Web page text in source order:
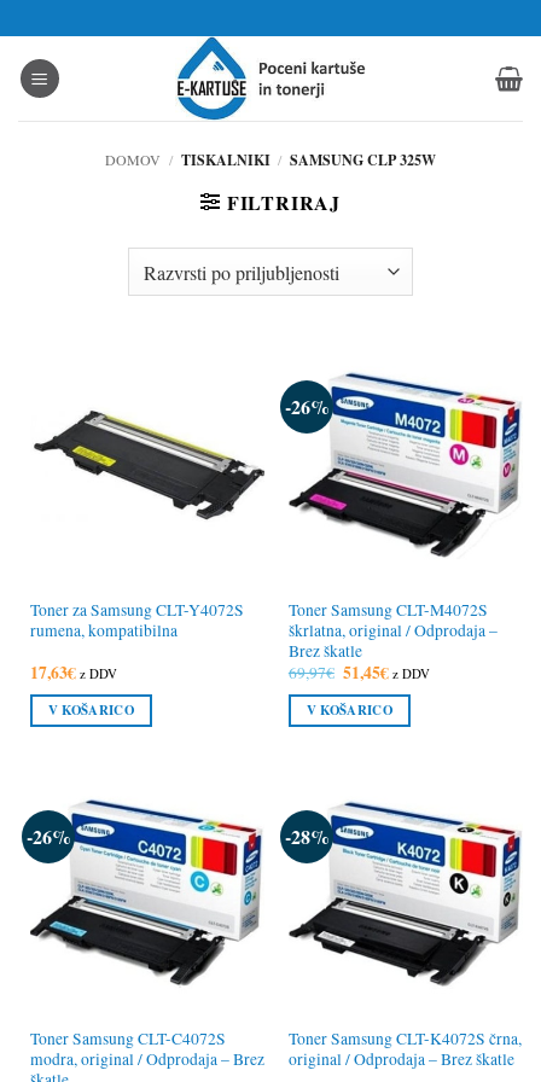
na
vsebino
DOMOV / TISKALNIKI / SAMSUNG CLP 325W
FILTRIRAJ
Toner za Samsung CLT-Y4072S
rumena, kompatibilna
17,63€ z DDV
V KOŠARICO
-26%
Toner Samsung CLT-M4072S
škrlatna, original / Odprodaja –
Brez škatle
69,97€ Izvirna
cena
je
bila:
69,97€.
51,45€Trenutna
cena
je:
51,45€.
z DDV
V KOŠARICO
-26%
Toner Samsung CLT-C4072S
modra, original / Odprodaja – Brez
-28%
Toner Samsung CLT-K4072S črna,
original / Odprodaja – Brez škatle